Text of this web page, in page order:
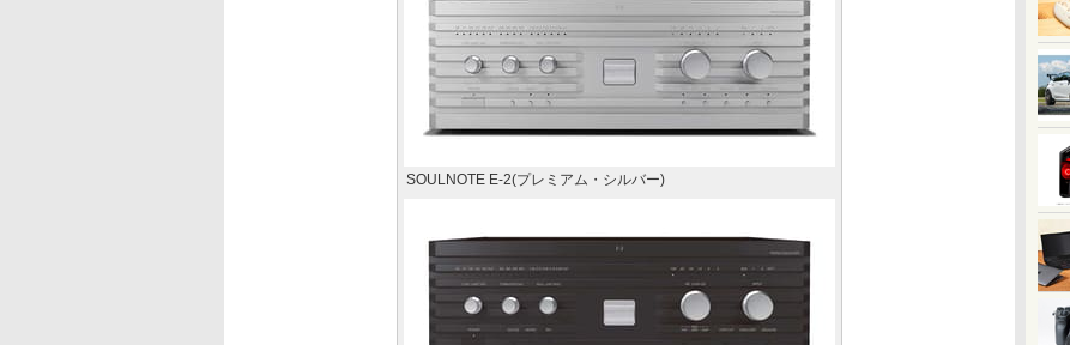
SOULNOTE E-2(プレミアム・シルバー)